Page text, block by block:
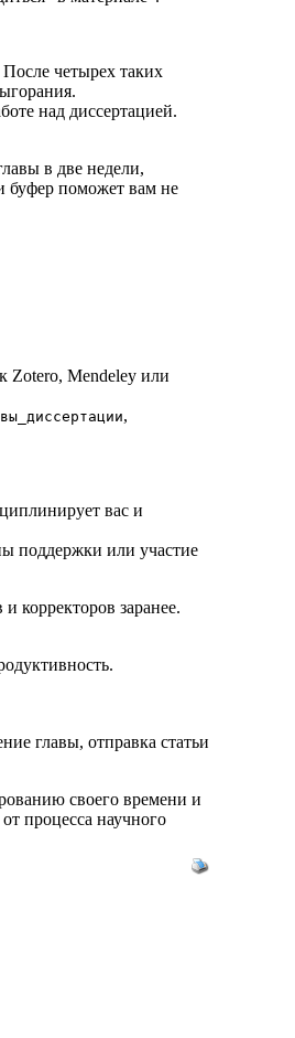
четырех таких
над диссертацией.
в две недели,
буфер поможет вам не
Zotero, Mendeley или
,
вас и
поддержки или участие
корректоров заранее.
главы, отправка статьи
своего времени и
процесса научного